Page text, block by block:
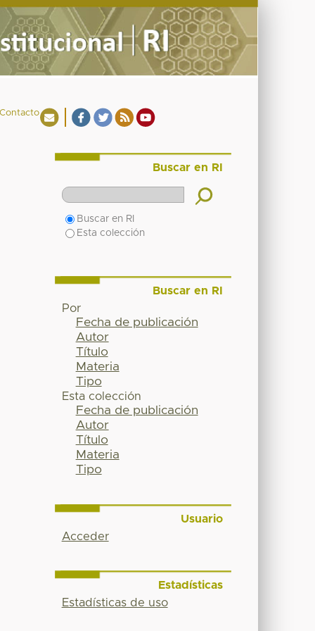
Buscar en RI
Buscar en RI
Esta colección
Buscar en RI
Por
Fecha de publicación
Autor
Título
Materia
Tipo
Esta colección
Fecha de publicación
Autor
Título
Materia
Tipo
Usuario
Acceder
Estadísticas
Estadísticas de uso